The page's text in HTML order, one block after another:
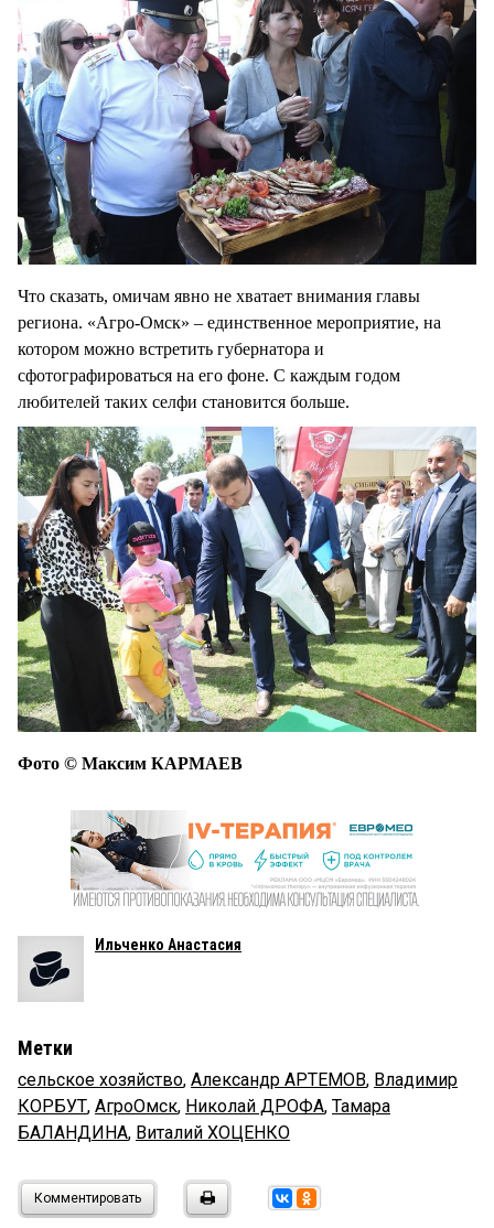
Что сказать, омичам явно не хватает внимания главы
региона. «Агро-Омск» – единственное мероприятие, на
котором можно встретить губернатора и
сфотографироваться на его фоне. С каждым годом
любителей таких селфи становится больше.
Фото © Максим КАРМАЕВ
Ильченко Анастасия
Метки
сельское хозяйство, Александр АРТЕМОВ, Владимир
КОРБУТ, АгроОмск, Николай ДРОФА, Тамара
БАЛАНДИНА, Виталий ХОЦЕНКО
Комментировать